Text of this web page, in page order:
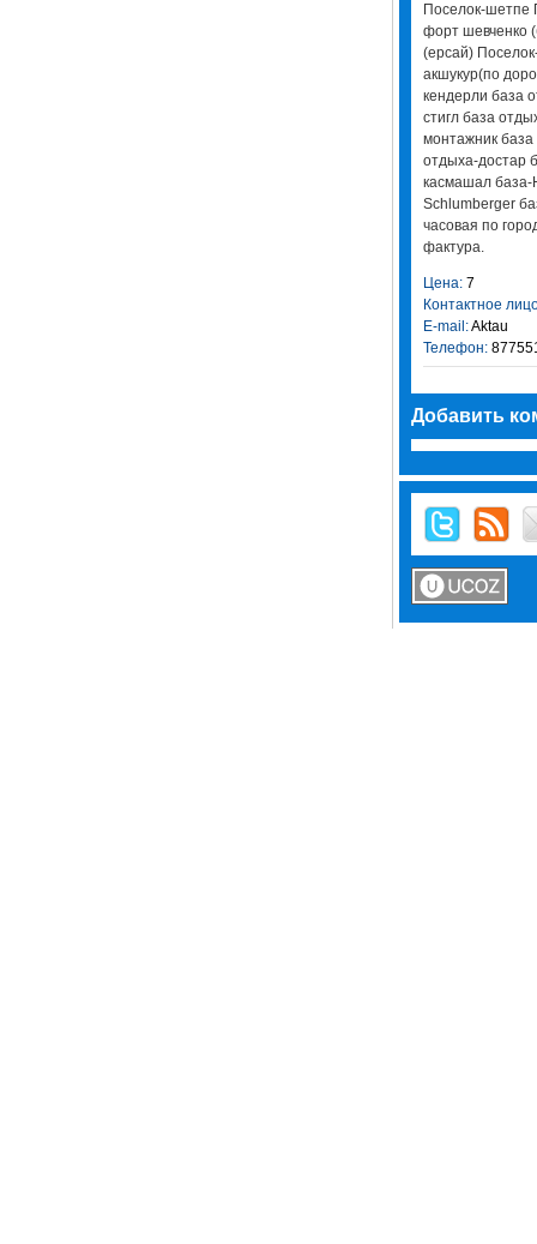
Поселок-шетпе
форт шевченко
(ерсай)
акшукур(по
кендерли база
стигл база
монтажник
отдыха-достар
касмашал база-
Schlumberger
часовая по
фактура.
Цена:7
Контактное
E-mail:Aktau
Телефон:
Добавить